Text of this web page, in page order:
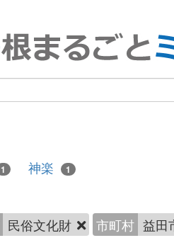
1 神楽 1
民俗文化財 市町村 益田